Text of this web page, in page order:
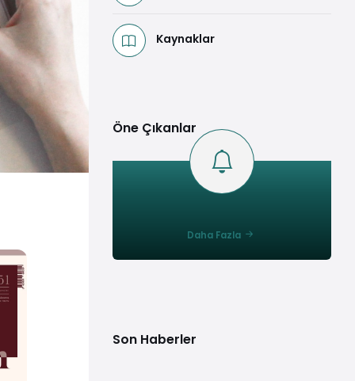
Kaynaklar
Öne Çıkanlar
Daha Fazla
Son Haberler